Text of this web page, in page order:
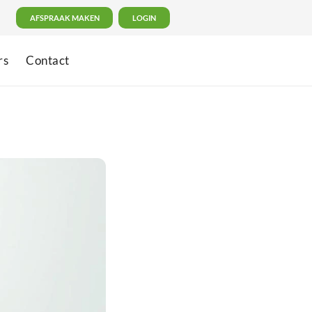
AFSPRAAK MAKEN LOGIN
Contact